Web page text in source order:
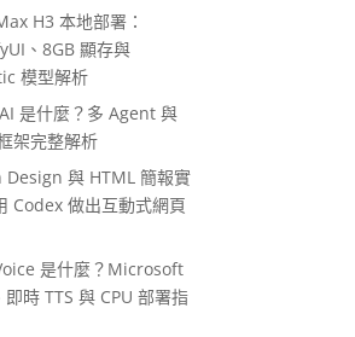
H3 本地部署：
、8GB 顯存與
模型解析
是什麼？多 Agent 與
架完整解析
Design 與 HTML 簡報實
Codex 做出互動式網頁
是什麼？Microsoft
即時 TTS 與 CPU 部署指